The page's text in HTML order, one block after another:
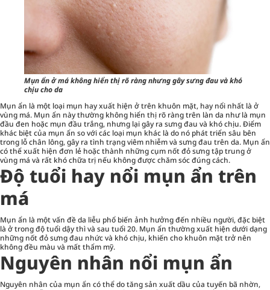
Mụn ẩn ở má không hiển thị rõ ràng nhưng gây sưng đau và khó
chịu cho da
Mụn ẩn là một loại mụn hay xuất hiện ở trên khuôn mặt, hay nổi nhất là ở
vùng má. Mụn ẩn này thường không hiển thị rõ ràng trên làn da như là mụn
đầu đen hoặc mụn đầu trắng, nhưng lại gây ra sưng đau và khó chịu. Điểm
khác biệt của mụn ẩn so với các loại mụn khác là do nó phát triển sâu bên
trong lỗ chân lông, gây ra tình trạng viêm nhiễm và sưng đau trên da. Mụn ẩn
có thể xuất hiện đơn lẻ hoặc thành những cụm nốt đỏ sưng tập trung ở
vùng má và rất khó chữa trị nếu không được chăm sóc đúng cách.
Độ tuổi hay nổi mụn ẩn trên
má
Mụn ẩn là một vấn đề da liễu phổ biến ảnh hưởng đến nhiều người, đặc biệt
là ở trong độ tuổi dậy thì và sau tuổi 20. Mụn ẩn thường xuất hiện dưới dạng
những nốt đỏ sưng đau nhức và khó chịu, khiến cho khuôn mặt trở nên
không đều màu và mất thẩm mỹ.
Nguyên nhân nổi mụn ẩn
Nguyên nhân của mụn ẩn có thể do tăng sản xuất dầu của tuyến bã nhờn,